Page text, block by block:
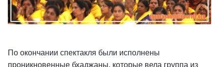
По окончании спектакля были исполнены
проникновенные бхаджаны, которые вела группа из